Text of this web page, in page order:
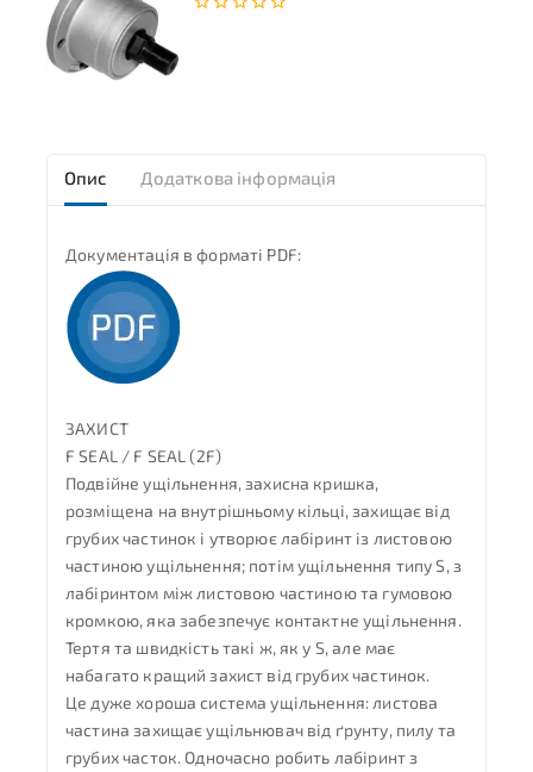
Опис Додаткова інформація
Документація в форматі PDF:
ЗАХИСТ
F SEAL / F SEAL (2F)
Подвійне ущільнення, захисна кришка,
розміщена на внутрішньому кільці, захищає від
грубих частинок і утворює лабіринт із листовою
частиною ущільнення; потім ущільнення типу S, з
лабіринтом між листовою частиною та гумовою
кромкою, яка забезпечує контактне ущільнення.
Тертя та швидкість такі ж, як у S, але має
набагато кращий захист від грубих частинок.
Це дуже хороша система ущільнення: листова
частина захищає ущільнювач від ґрунту, пилу та
грубих часток. Одночасно робить лабіринт з